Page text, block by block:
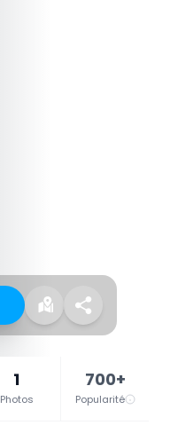
1
Photos
700+
Popularité